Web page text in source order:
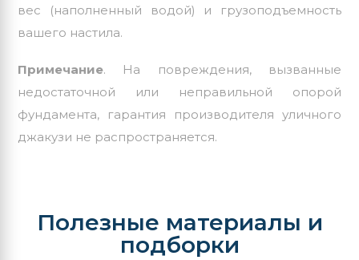
вес (наполненный водой) и грузоподъемность
вашего настила.
Примечание. На повреждения, вызванные
недостаточной или неправильной опорой
фундамента, гарантия производителя уличного
джакузи не распространяется.
Полезные материалы и
подборки